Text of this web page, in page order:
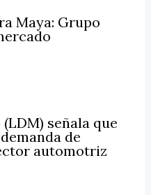
Maya: Grupo
señala que
de
automotriz